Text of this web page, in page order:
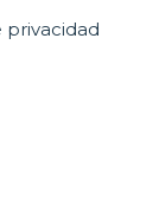
privacidad